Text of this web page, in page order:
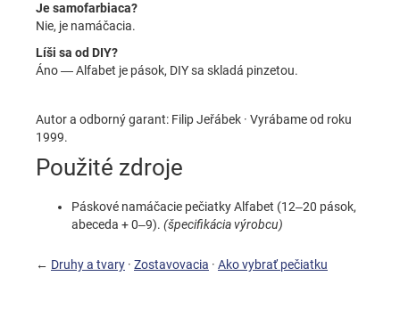
Je samofarbiaca?
Nie, je namáčacia.
Líši sa od DIY?
Áno — Alfabet je pások, DIY sa skladá pinzetou.
Autor a odborný garant: Filip Jeřábek · Vyrábame od roku
1999.
Použité zdroje
Páskové namáčacie pečiatky Alfabet (12–20 pások,
abeceda + 0–9). (špecifikácia výrobcu)
← Druhy a tvary · Zostavovacia · Ako vybrať pečiatku